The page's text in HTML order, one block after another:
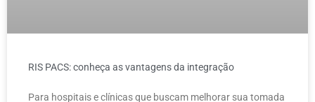
RIS PACS: conheça as vantagens da integração
Para hospitais e clínicas que buscam melhorar sua tomada